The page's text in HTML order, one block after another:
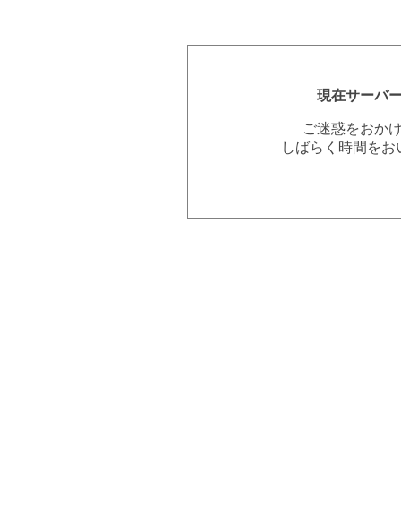
現在サーバ
ご迷惑をおか
しばらく時間を